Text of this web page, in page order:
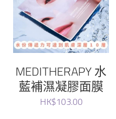
Dr.Melaxin
Meditherapy
wellage
MEDITHERAPY 水
藍補濕凝膠面膜
HK$103.00